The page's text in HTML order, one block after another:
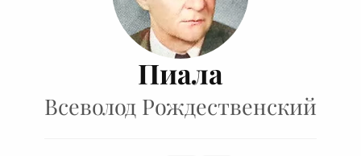
Пиала
Всеволод Рождественский